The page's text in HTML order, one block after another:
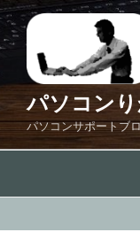
コ
ン
テ
ス
プ
パソコン
パソコンサポートブ